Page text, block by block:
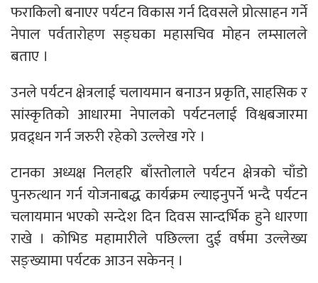
फराकिलो बनाएर पर्यटन विकास गर्न दिवसले प्रोत्साहन गर्ने
नेपाल पर्वतारोहण सङ्घका महासचिव मोहन लम्सालले
बताए ।
उनले पर्यटन क्षेत्रलाई चलायमान बनाउन प्रकृति, साहसिक र
सांस्कृतिको आधारमा नेपालको पर्यटनलाई विश्वबजारमा
प्रवद्र्धन गर्न जरुरी रहेको उल्लेख गरे ।
टानका अध्यक्ष निलहरि बाँस्तोलाले पर्यटन क्षेत्रको चाँडो
पुनरुत्थान गर्न योजनाबद्ध कार्यक्रम ल्याइनुपर्ने भन्दै पर्यटन
चलायमान भएको सन्देश दिन दिवस सान्दर्भिक हुने धारणा
राखे । कोभिड महामारीले पछिल्ला दुई वर्षमा उल्लेख्य
सङ्ख्यामा पर्यटक आउन सकेनन् ।